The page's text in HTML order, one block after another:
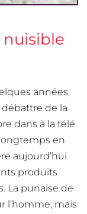
nuisible
années,
de la
dans à la télé
en
aujourd’hui
produits
La punaise de
l’homme, mais